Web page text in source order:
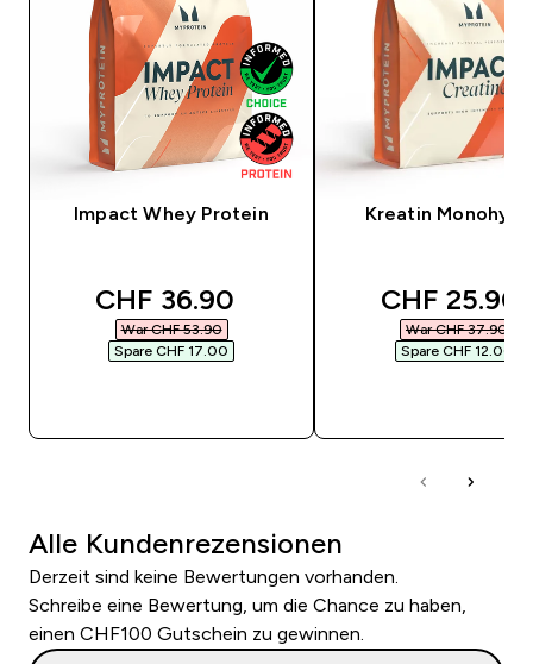
Impact Whey Protein
discounted price
CHF 36.90‎
War CHF 53.90‎
Spare CHF 17.00‎
Kreatin
discounted
CHF 25.90‎
War CHF 37.90‎
Spare CHF 12.00‎
Alle Kundenrezensionen
Derzeit sind keine Bewertungen vorhanden.
Schreibe eine Bewertung, um die Chance zu haben,
einen CHF100 Gutschein zu gewinnen.